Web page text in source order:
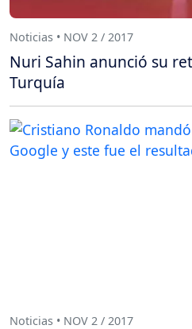
Noticias • NOV 2 / 2017
Nuri Sahin anunció su
Turquía
Noticias • NOV 2 / 2017